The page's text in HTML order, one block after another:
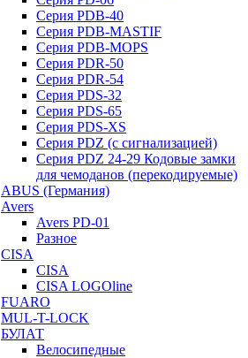
Серия PDB-40
Серия PDB-MASTIF
Серия PDB-MOPS
Серия PDR-50
Серия PDR-54
Серия PDS-32
Серия PDS-65
Серия PDS-XS
Серия PDZ (с сигнализацией)
Серия PDZ 24-29 Кодовые замки
для чемоданов (перекодируемые)
ABUS (Германия)
Avers
Avers PD-01
Разное
CISA
CISA
CISA LOGOline
FUARO
MUL-T-LOCK
БУЛАТ
Велосипедные